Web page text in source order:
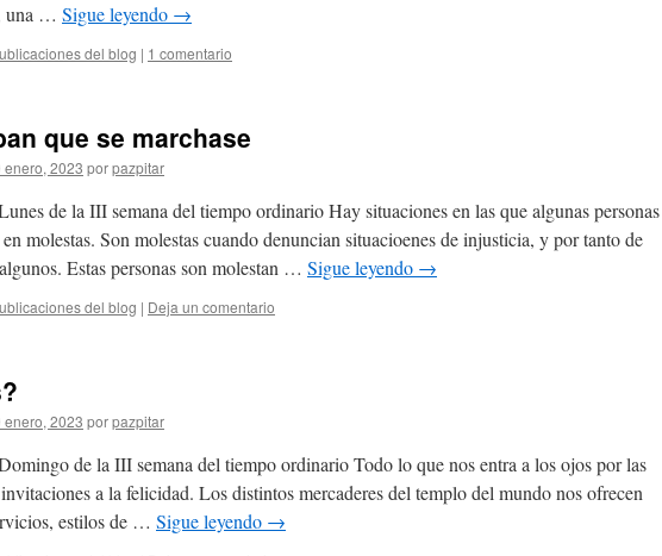
una … Sigue leyendo →
del blog | 1 comentario
que se marchase
enero, 2023 porpazpitar
de la III semana del tiempo ordinario Hay situaciones en las que algunas personas
molestas. Son molestas cuando denuncian situacioenes de injusticia, y por tanto de
Estas personas son molestan … Sigue leyendo →
del blog | Deja un comentario
enero, 2023 porpazpitar
de la III semana del tiempo ordinario Todo lo que nos entra a los ojos por las
a la felicidad. Los distintos mercaderes del templo del mundo nos ofrecen
estilos de … Sigue leyendo →